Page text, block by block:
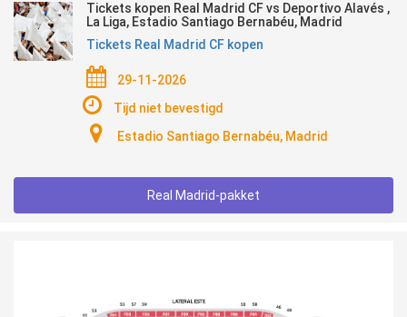
Tickets kopen Real Madrid CF vs Deportivo Alavés ,
La Liga, Estadio Santiago Bernabéu, Madrid
Tickets Real Madrid CF kopen
29-11-2026
Tijd niet bevestigd
Estadio Santiago Bernabéu, Madrid
Real Madrid-pakket